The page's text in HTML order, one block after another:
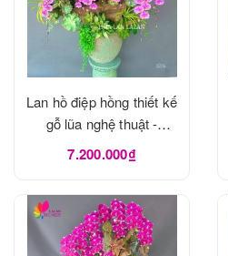
Lan hồ điệp hồng thiết kế
gỗ lũa nghệ thuật -
LHD1273
7.200.000₫